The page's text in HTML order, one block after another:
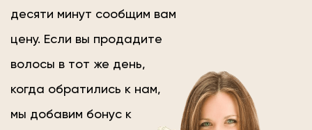
десяти минут сообщим вам
цену. Если вы продадите
волосы в тот же день,
когда обратились к нам,
мы добавим бонус к